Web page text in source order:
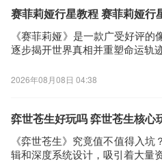
赛菲莉娅行星教程 赛菲莉娅行
《赛菲莉娅》是一款广受好评
逐步揭开世界真相并重塑命运轨
2026年08月08日 04:38
弈世苍生好玩吗 弈世苍生核心
《弈世苍生》究竟值不值得入
辑和深度系统设计，吸引着大量